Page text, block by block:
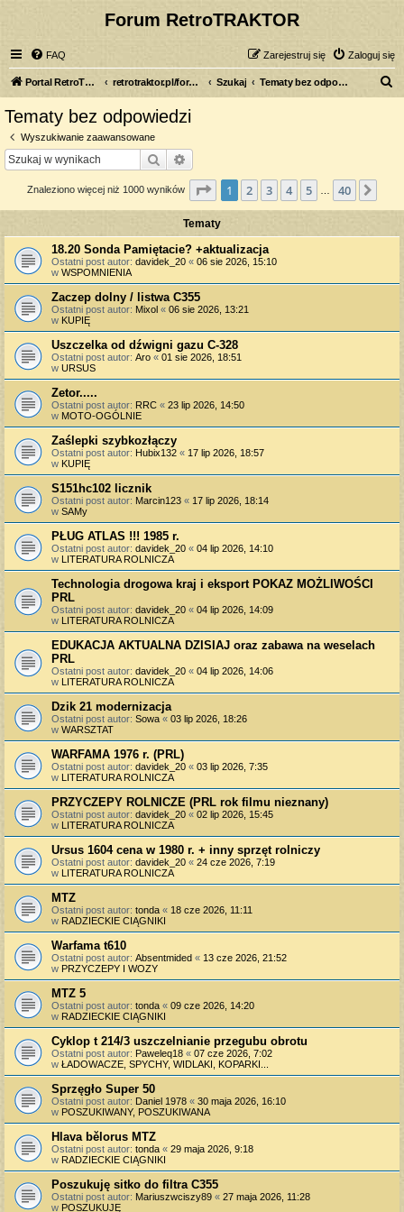
Forum RetroTRAKTOR
FAQ Zaloguj się
Zarejestruj się
Portal RetroTRAKTOR.pl retrotraktor.pl/forum Szukaj Tematy bez odpowiedzi
Tematy bez odpowiedzi
Wyszukiwanie zaawansowane
Szukaj
Znaleziono więcej niż 1000 wyników Strona z40
1 2 3 4 5 40
Tematy
18.20 Sonda Pamiętacie? +aktualizacja
Ostatni post autor: davidek_20 « 06 sie 2026, 15:10
w WSPOMNIENIA
Zaczep dolny / listwa C355
Ostatni post autor: Mixol « 06 sie 2026, 13:21
w KUPIĘ
Uszczelka od dźwigni gazu C-328
Ostatni post autor: Aro « 01 sie 2026, 18:51
w URSUS
Zetor.....
Ostatni post autor: RRC « 23 lip 2026, 14:50
w MOTO-OGÓLNIE
Zaślepki szybkozłączy
Ostatni post autor: Hubix132 « 17 lip 2026, 18:57
w KUPIĘ
S151hc102 licznik
Ostatni post autor: Marcin123 « 17 lip 2026, 18:14
w SAMy
PŁUG ATLAS !!! 1985 r.
Ostatni post autor: davidek_20 « 04 lip 2026, 14:10
w LITERATURA ROLNICZA
Technologia drogowa kraj i eksport POKAZ MOŻLIWOŚCI
PRL
Ostatni post autor: davidek_20 « 04 lip 2026, 14:09
w LITERATURA ROLNICZA
EDUKACJA AKTUALNA DZISIAJ oraz zabawa na weselach
PRL
Ostatni post autor: davidek_20 « 04 lip 2026, 14:06
w LITERATURA ROLNICZA
Dzik 21 modernizacja
Ostatni post autor: Sowa « 03 lip 2026, 18:26
w WARSZTAT
WARFAMA 1976 r. (PRL)
Ostatni post autor: davidek_20 « 03 lip 2026, 7:35
w LITERATURA ROLNICZA
PRZYCZEPY ROLNICZE (PRL rok filmu nieznany)
Ostatni post autor: davidek_20 « 02 lip 2026, 15:45
w LITERATURA ROLNICZA
Ursus 1604 cena w 1980 r. + inny sprzęt rolniczy
Ostatni post autor: davidek_20 « 24 cze 2026, 7:19
w LITERATURA ROLNICZA
MTZ
Ostatni post autor: tonda « 18 cze 2026, 11:11
w RADZIECKIE CIĄGNIKI
Warfama t610
Ostatni post autor: Absentmided « 13 cze 2026, 21:52
w PRZYCZEPY I WOZY
MTZ 5
Ostatni post autor: tonda « 09 cze 2026, 14:20
w RADZIECKIE CIĄGNIKI
Cyklop t 214/3 uszczelnianie przegubu obrotu
Ostatni post autor: Paweleq18 « 07 cze 2026, 7:02
w ŁADOWACZE, SPYCHY, WIDLAKI, KOPARKI...
Sprzęgło Super 50
Ostatni post autor: Daniel 1978 « 30 maja 2026, 16:10
w POSZUKIWANY, POSZUKIWANA
Hlava bělorus MTZ
Ostatni post autor: tonda « 29 maja 2026, 9:18
w RADZIECKIE CIĄGNIKI
Poszukuję sitko do filtra C355
Ostatni post autor: Mariuszwciszy89 « 27 maja 2026, 11:28
w POSZUKUJĘ